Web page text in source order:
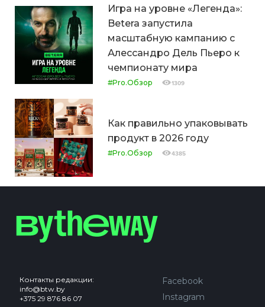
Игра на уровне «Легенда»:
Betera запустила
масштабную кампанию с
Алессандро Дель Пьеро к
чемпионату мира
#Pro.Обзор 1309
Как правильно упаковывать
продукт в 2026 году
#Pro.Обзор 4385
Контакты редакции:
info@btw.by
+375 29 876 86 07
Facebook
Instagram